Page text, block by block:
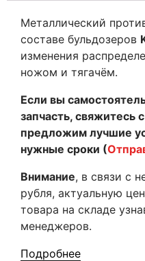
Металлический
составе бульдозеров
изменения
ножом и тягачём.
Если вы
запчасть, свяжитесь
предложим лучшие
нужные сроки (
Внимание, в связи с
рубля, актуальную
товара на складе
менеджеров.
Подробнее